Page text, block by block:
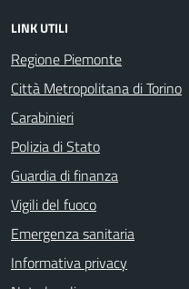
LINK UTILI
Regione Piemonte
Città Metropolitana di Torino
Carabinieri
Polizia di Stato
Guardia di finanza
Vigili del fuoco
Emergenza sanitaria
Informativa privacy